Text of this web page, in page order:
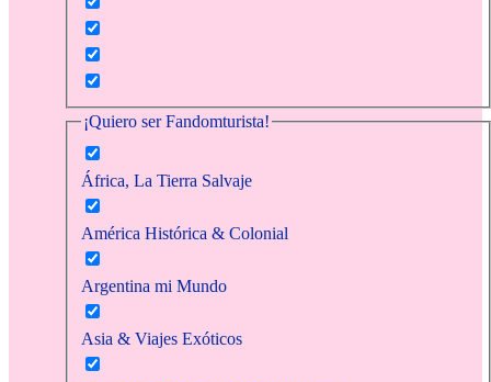
¡Quiero ser Fandomturista!
África, La Tierra Salvaje
América Histórica & Colonial
Argentina mi Mundo
Asia & Viajes Exóticos